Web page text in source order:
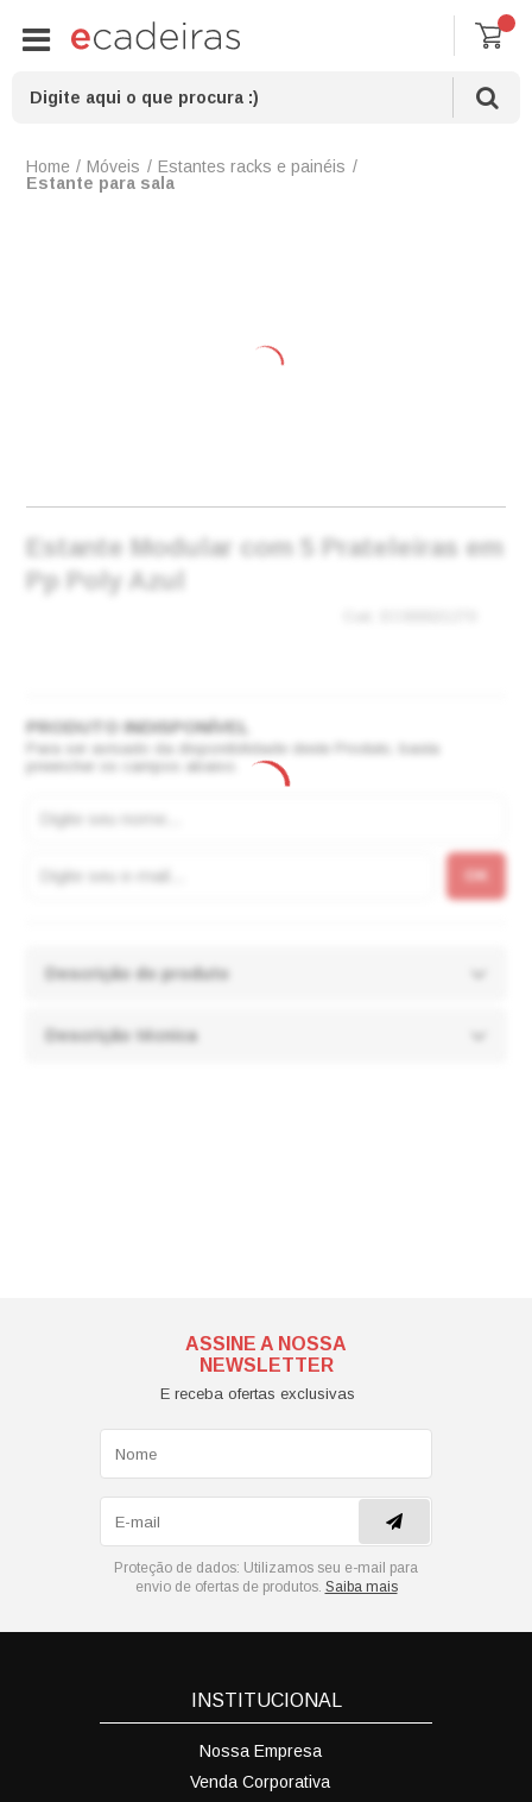
Móveis
Estantes racks e painéis
Estante para sala
Estante Modular com 5 Prateleiras em
Pp Poly Azul
Para ser avisado da disponibilidade deste Produto, basta
preencher os campos abaixo.
Descrição do produto
Descrição técnica
ASSINE A NOSSA
NEWSLETTER
E receba ofertas exclusivas
Proteção de dados: Utilizamos seu e-mail para
envio de ofertas de produtos. Saiba mais
INSTITUCIONAL
Nossa Empresa
Venda Corporativa